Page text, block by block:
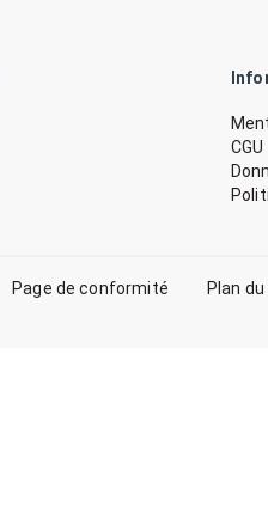
CGU
Page de conformité Plan